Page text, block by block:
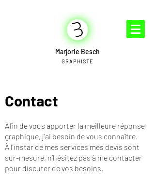
Marjorie Besch
GRAPHISTE
Contact
Afin de vous apporter la meilleure réponse
graphique, j'ai besoin de vous connaître.
À l’instar de mes services mes devis sont
sur-mesure, n’hésitez pas à me contacter
pour discuter de vos besoins.